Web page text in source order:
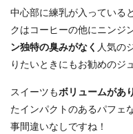
中心部に練乳が入っている
クはコーヒーの他にニンジ
ン独特の臭みがなく 人気の
りたいときにもお勧めのジ
スイーツもボリュームがあり
たインパクトのあるパフェ
事間違いなしですね！